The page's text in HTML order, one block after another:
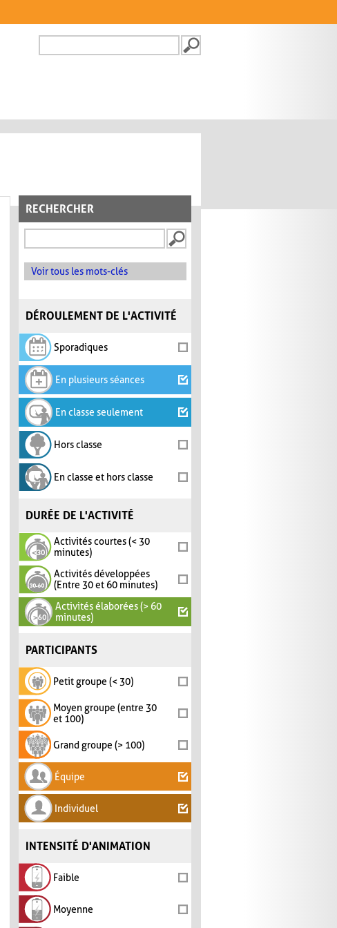
FORMULAIRE DE
RECHERCHER
Voir tous les mots-clés
DÉROULEMENT DE L'ACTIVITÉ
Sporadiques
En plusieurs séances
En classe seulement
Hors classe
En classe et hors classe
DURÉE DE L'ACTIVITÉ
Activités courtes (< 30
minutes)
Activités développées
(Entre 30 et 60 minutes)
Activités élaborées (> 60
minutes)
PARTICIPANTS
Petit groupe (< 30)
Moyen groupe (entre 30
et 100)
Grand groupe (> 100)
Équipe
Individuel
INTENSITÉ D'ANIMATION
Faible
Moyenne